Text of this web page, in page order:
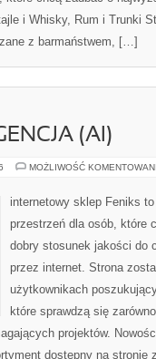
i Whisky, Rum i Trunki
z barmaństwem, […]
(AI)
MOŻLIWOŚĆ
internetowy sklep Feniks
przestrzeń dla osób, które
dobry stosunek jakości do
przez internet. Strona
użytkownikach
które sprawdzą się
projektów.
dostępny na stronie